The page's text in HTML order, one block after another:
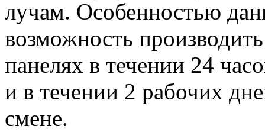
лучам. Особенностью
возможность
панелях в течении 24
и в течении 2 рабочих
смене.